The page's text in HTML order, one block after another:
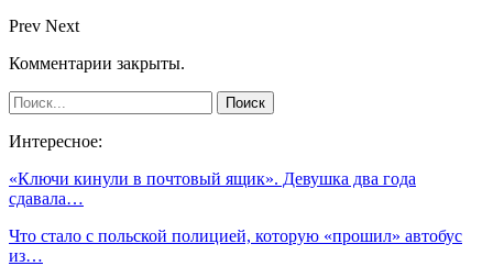
Prev Next
Комментарии закрыты.
Интересное:
«Ключи кинули в почтовый ящик». Девушка два года
сдавала…
Что стало с польской полицией, которую «прошил» автобус
из…